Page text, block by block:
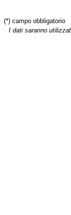
(*) campo obbligatorio
I dati saranno